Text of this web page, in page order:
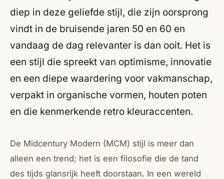
diep in deze geliefde stijl, die zijn oorsprong
vindt in de bruisende jaren 50 en 60 en
vandaag de dag relevanter is dan ooit. Het is
een stijl die spreekt van optimisme, innovatie
en een diepe waardering voor vakmanschap,
verpakt in organische vormen, houten poten
en die kenmerkende retro kleuraccenten.
De Midcentury Modern (MCM) stijl is meer dan
alleen een trend; het is een filosofie die de tand
des tijds glansrijk heeft doorstaan. In een wereld